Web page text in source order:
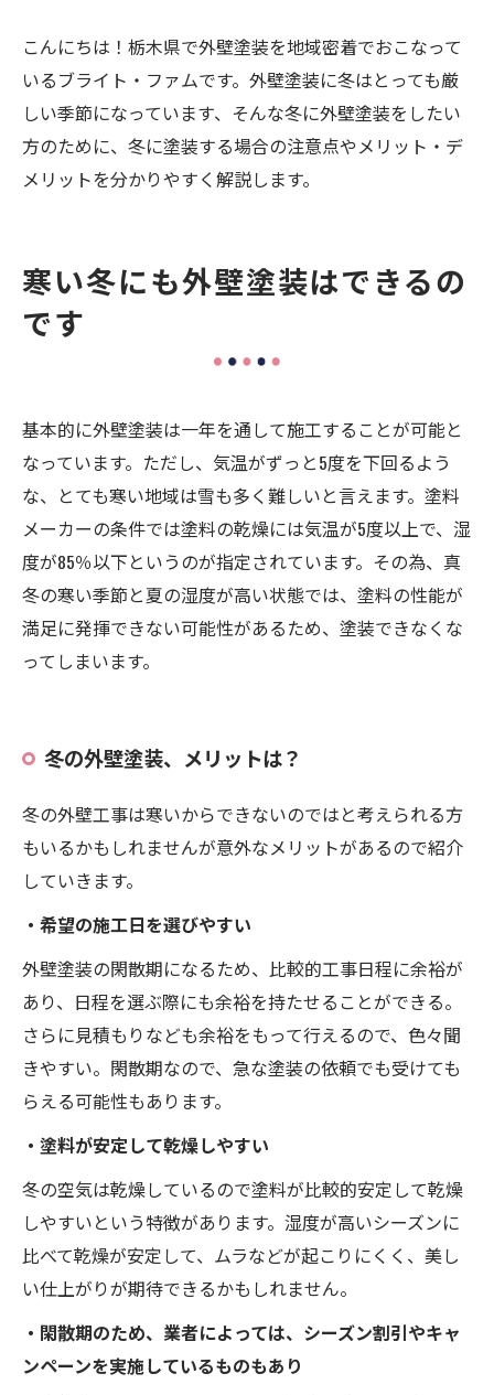
こんにちは！栃木県で外壁塗装を地域密着でおこなって
いるブライト・ファムです。外壁塗装に冬はとっても厳
しい季節になっています、そんな冬に外壁塗装をしたい
方のために、冬に塗装する場合の注意点やメリット・デ
メリットを分かりやすく解説します。
寒い冬にも外壁塗装はできるの
です
基本的に外壁塗装は一年を通して施工することが可能と
なっています。ただし、気温がずっと5度を下回るよう
な、とても寒い地域は雪も多く難しいと言えます。塗料
メーカーの条件では塗料の乾燥には気温が5度以上で、湿
度が85％以下というのが指定されています。その為、真
冬の寒い季節と夏の湿度が高い状態では、塗料の性能が
満足に発揮できない可能性があるため、塗装できなくな
ってしまいます。
冬の外壁塗装、メリットは？
冬の外壁工事は寒いからできないのではと考えられる方
もいるかもしれませんが意外なメリットがあるので紹介
していきます。
・希望の施工日を選びやすい
外壁塗装の閑散期になるため、比較的工事日程に余裕が
あり、日程を選ぶ際にも余裕を持たせることができる。
さらに見積もりなども余裕をもって行えるので、色々聞
きやすい。閑散期なので、急な塗装の依頼でも受けても
らえる可能性もあります。
・塗料が安定して乾燥しやすい
冬の空気は乾燥しているので塗料が比較的安定して乾燥
しやすいという特徴があります。湿度が高いシーズンに
比べて乾燥が安定して、ムラなどが起こりにくく、美し
い仕上がりが期待できるかもしれません。
・閑散期のため、業者によっては、シーズン割引やキャ
ンペーンを実施しているものもあり